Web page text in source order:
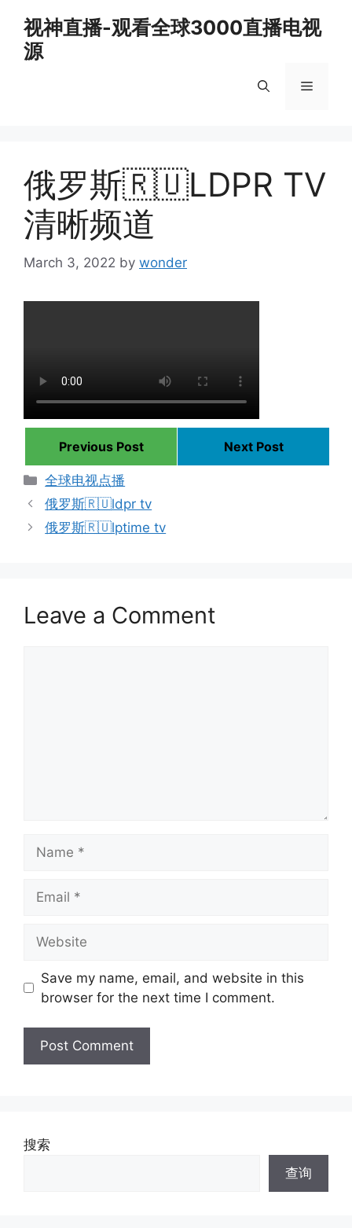
content
视神直播-观看全球3000直播电视
源
Menu
俄罗斯🇷🇺LDPR TV
清晰频道
March 3, 2022 by wonder
Previous Post
Next Post
Categories
全球电视点播
俄罗斯🇷🇺ldpr tv
俄罗斯🇷🇺lptime tv
Leave a Comment
Save my name, email, and website in this
browser for the next time I comment.
搜索
查询